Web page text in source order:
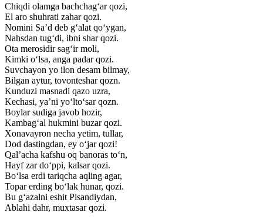
Chiqdi olamga bachchag‘ar qozi,
El aro shuhrati zahar qozi.
Nomini Sa’d deb g‘alat qo‘ygan,
Nahsdan tug‘di, ibni shar qozi.
Ota merosidir sag‘ir moli,
Kimki o‘lsa, anga padar qozi.
Suvchayon yo ilon desam bilmay,
Bilgan aytur, tovonteshar qozn.
Kunduzi masnadi qazo uzra,
Kechasi, ya’ni yo‘lto‘sar qozn.
Boylar sudiga javob hozir,
Kambag‘al hukmini buzar qozi.
Xonavayron necha yetim, tullar,
Dod dastingdan, ey o‘jar qozi!
Qal’acha kafshu oq banoras to‘n,
Hayf zar do‘ppi, kalsar qozi.
Bo‘lsa erdi tariqcha aqling agar,
Topar erding bo‘lak hunar, qozi.
Bu g‘azalni eshit Pisandiydan,
Ablahi dahr, muxtasar qozi.